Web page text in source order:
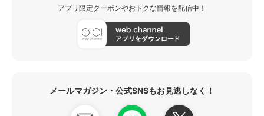
アプリ限定クーポンやおトクな情報を配信中！
メールマガジン・公式SNSもお見逃しなく！